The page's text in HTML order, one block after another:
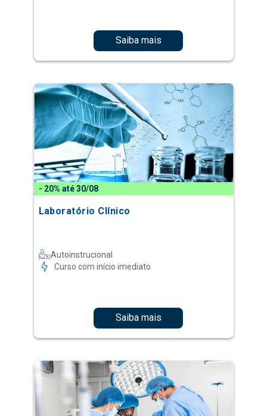
Saiba mais
- 20% até 30/08
Laboratório Clínico
Autoinstrucional
Curso com início imediato
Saiba mais